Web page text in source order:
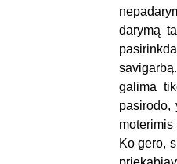
darymą
galima
pasirodo,
Ko gero,